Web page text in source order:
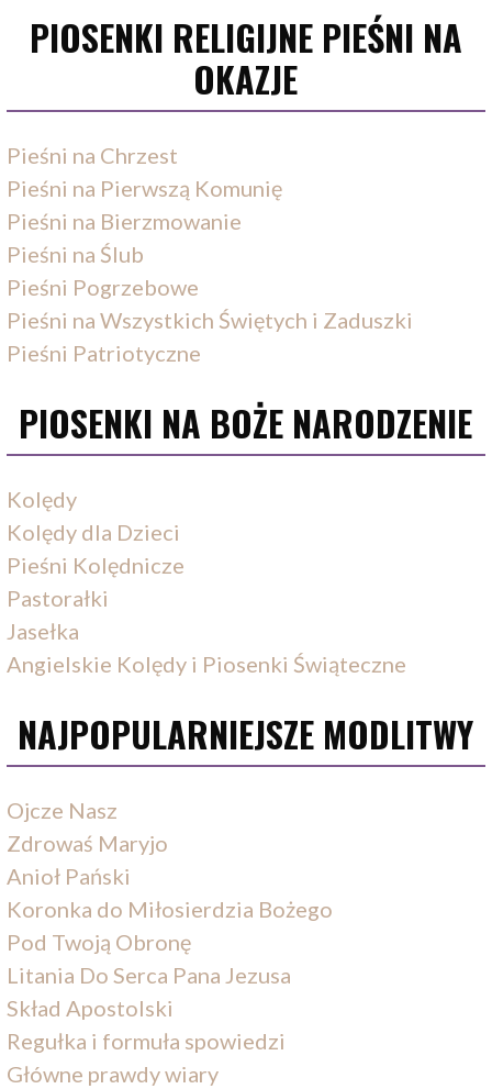
PIOSENKI RELIGIJNE PIEŚNI NA
OKAZJE
Pieśni na Chrzest
Pieśni na Pierwszą Komunię
Pieśni na Bierzmowanie
Pieśni na Ślub
Pieśni Pogrzebowe
Pieśni na Wszystkich Świętych i Zaduszki
Pieśni Patriotyczne
PIOSENKI NA BOŻE NARODZENIE
Kolędy
Kolędy dla Dzieci
Pieśni Kolędnicze
Pastorałki
Jasełka
Angielskie Kolędy i Piosenki Świąteczne
NAJPOPULARNIEJSZE MODLITWY
Ojcze Nasz
Zdrowaś Maryjo
Anioł Pański
Koronka do Miłosierdzia Bożego
Pod Twoją Obronę
Litania Do Serca Pana Jezusa
Skład Apostolski
Regułka i formuła spowiedzi
Główne prawdy wiary